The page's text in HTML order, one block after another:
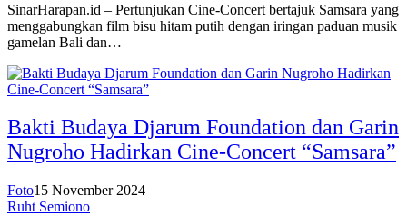
SinarHarapan.id – Pertunjukan Cine-Concert bertajuk Samsara yang
menggabungkan film bisu hitam putih dengan iringan paduan musik
gamelan Bali dan…
Bakti Budaya Djarum Foundation dan Garin
Nugroho Hadirkan Cine-Concert “Samsara”
Foto15 November 2024
Ruht Semiono